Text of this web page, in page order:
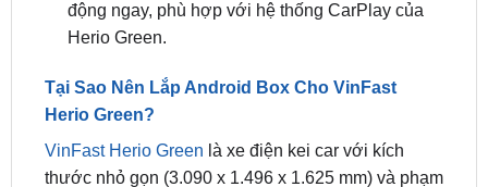
Tại Sao Nên Lắp Android Box Cho VinFast
VinFast Herio Greenlà xe điện kei car với kích
thước nhỏ gọn (3.090 x 1.496 x 1.625 mm) và phạm
vi hoạt động 180km mỗi lần sạc, phù hợp cho taxi
công nghệ hoặc di chuyển ngắn. Tuy nhiên, màn